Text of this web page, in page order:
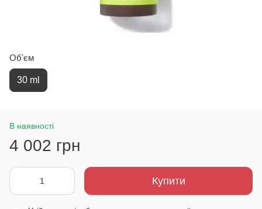
Обʼєм
30 ml
В наявності
4 002 грн
Купити